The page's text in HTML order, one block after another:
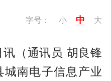
字号： 小 中 大
（通讯员 胡良锋
南电子信息产业